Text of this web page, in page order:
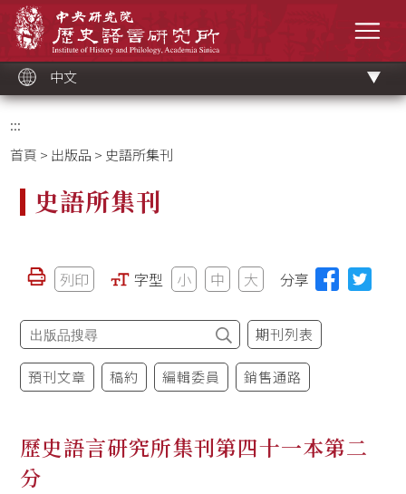
中文
:::
首頁 > 出版品 > 史語所集刊
史語所集刊
列印 字型 小 中 大 分享
期刊列表
預刊文章 稿約 編輯委員 銷售通路
歷史語言研究所集刊第四十一本第二
分